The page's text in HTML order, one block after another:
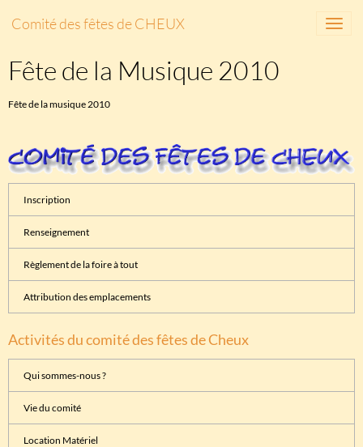
Comité des fêtes de CHEUX
Fête de la Musique 2010
Fête de la musique 2010
Inscription
Renseignement
Règlement de la foire à tout
Attribution des emplacements
Activités du comité des fêtes de Cheux
Qui sommes-nous ?
Vie du comité
Location Matériel